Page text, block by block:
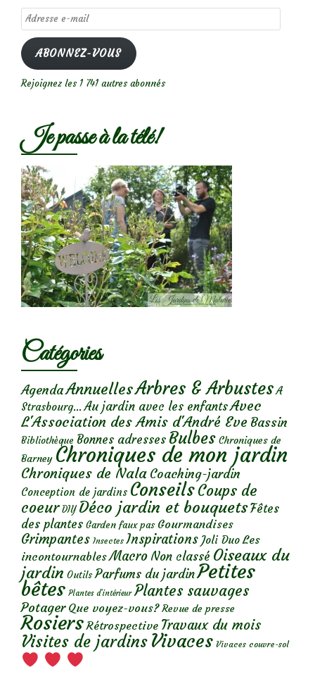
Adresse
e-
mail
ABONNEZ-VOUS
Rejoignez les 1 741 autres abonnés
Je passe à la télé!
Catégories
AgendaAnnuellesArbres & Arbustes A
Strasbourg... Au jardin avec les enfantsAvec
L'Association des Amis d'André Eve Bassin
Bibliothèque Bonnes adresses Bulbes Chroniques de
Barney Chroniques de mon jardin
Chroniques de Nala Coaching-jardin
Conception de jardins ConseilsCoups de
coeur DIY Déco jardin et bouquetsFêtes
des plantes Garden faux pas Gourmandises
Grimpantes Insectes Inspirations Joli Duo Les
incontournables Macro Non classé Oiseaux du
jardin Outils Parfums du jardinPetites
bêtes Plantes d’intérieur Plantes sauvages
Potager Que voyez-vous? Revue de presse
Rosiers Rétrospective Travaux du mois
Visites de jardins Vivaces Vivaces couvre-sol